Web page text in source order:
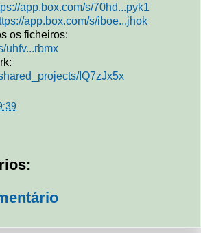
app.box.com/s/70hd...pyk1
app.box.com/s/iboe...jhok
os ficheiros:
uhfv...rbmx
IQ7zJx5x